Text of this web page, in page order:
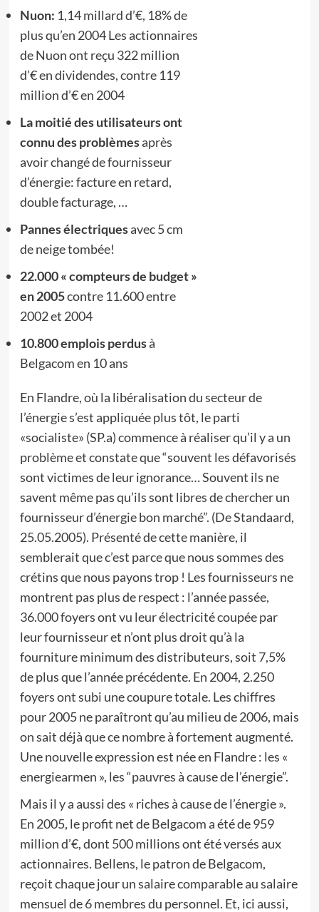
Nuon: 1,14 millard d’€, 18% de
plus qu’en 2004 Les actionnaires
de Nuon ont reçu 322 million
d’€ en dividendes, contre 119
million d’€ en 2004
La moitié des utilisateurs ont
connu des problèmesaprès
avoir changé de fournisseur
d’énergie: facture en retard,
double facturage, …
Pannes électriquesavec 5 cm
de neige tombée!
22.000 « compteurs de budget »
en 2005contre 11.600 entre
2002 et 2004
10.800 emplois perdusà
Belgacom en 10 ans
En Flandre, où la libéralisation du secteur de
l’énergie s’est appliquée plus tôt, le parti
«socialiste» (SP.a) commence à réaliser qu’il y a un
problème et constate que “souvent les défavorisés
sont victimes de leur ignorance… Souvent ils ne
savent même pas qu’ils sont libres de chercher un
fournisseur d’énergie bon marché”. (De Standaard,
25.05.2005). Présenté de cette manière, il
semblerait que c’est parce que nous sommes des
crétins que nous payons trop ! Les fournisseurs ne
montrent pas plus de respect : l’année passée,
36.000 foyers ont vu leur électricité coupée par
leur fournisseur et n’ont plus droit qu’à la
fourniture minimum des distributeurs, soit 7,5%
de plus que l’année précédente. En 2004, 2.250
foyers ont subi une coupure totale. Les chiffres
pour 2005 ne paraîtront qu’au milieu de 2006, mais
on sait déjà que ce nombre à fortement augmenté.
Une nouvelle expression est née en Flandre : les «
energiearmen », les “pauvres à cause de l’énergie”.
Mais il y a aussi des « riches à cause de l’énergie ».
En 2005, le profit net de Belgacom a été de 959
million d’€, dont 500 millions ont été versés aux
actionnaires. Bellens, le patron de Belgacom,
reçoit chaque jour un salaire comparable au salaire
mensuel de 6 membres du personnel. Et, ici aussi,